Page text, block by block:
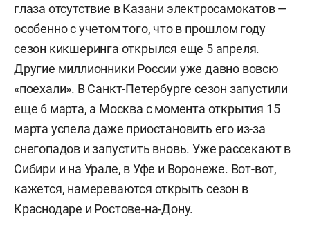
глаза отсутствие в Казани электросамокатов —
особенно с учетом того, что в прошлом году
сезон кикшеринга открылся еще 5 апреля.
Другие миллионники России уже давно вовсю
«поехали». В Санкт-Петербурге сезон запустили
еще 6 марта, а Москва с момента открытия 15
марта успела даже приостановить его из-за
снегопадов и запустить вновь. Уже рассекают в
Сибири и на Урале, в Уфе и Воронеже. Вот-вот,
кажется, намереваются открыть сезон в
Краснодаре и Ростове-на-Дону.